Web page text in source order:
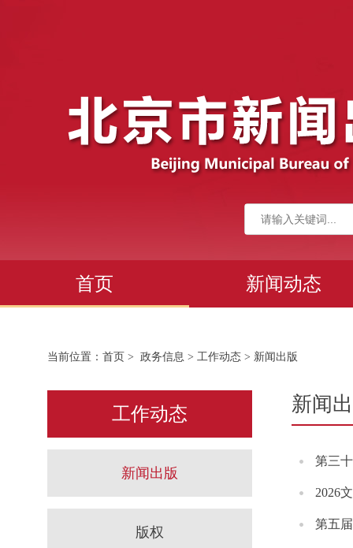
首页 新闻动态
当前位置： 首页 > 政务信息 > 工作动态 > 新闻出版
工作动态
新闻出版
版权
新闻
第三
2026
第五